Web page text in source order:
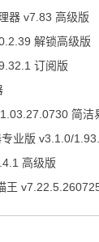
器 v7.83 高级版
解锁高级版
订阅版
简洁
业版 v3.1.0/
高级版
王